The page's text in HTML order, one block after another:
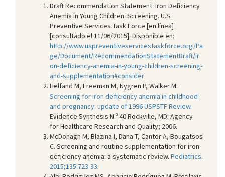
Draft Recommendation Statement: Iron Deficiency
Anemia in Young Children: Screening. U.S.
Preventive Services Task Force [en línea]
[consultado el 11/06/2015]. Disponible en:
http://www.uspreventiveservicestaskforce.org/Pa
ge/Document/RecommendationStatementDraft/ir
on-deficiency-anemia-in-young-children-screening-
and-supplementation#consider
Helfand M, Freeman M, Nygren P, Walker M.
Screening for iron deficiency anemia in childhood
and pregnancy: update of 1996 USPSTF Review.
Evidence Synthesis N.º 40 Rockville, MD: Agency
for Healthcare Research and Quality; 2006.
McDonagh M, Blazina I, Dana T, Cantor A, Bougatsos
C. Screening and routine supplementation for iron
deficiency anemia: a systematic review. Pediatrics.
2015;135:723-33.